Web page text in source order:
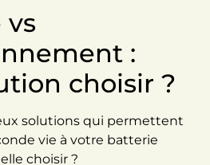
vs
:
choisir ?
solutions qui permettent
vie à votre batterie
choisir ?